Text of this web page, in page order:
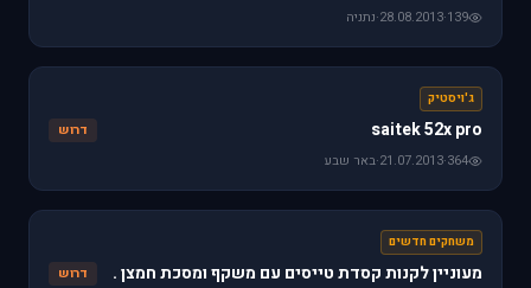
139
·
28.08.2013
·נתניה
ג'ויסטיק
saitek 52x pro
דרוש
364
·
21.07.2013
·באר שבע
משחקים חדשים
מעוניין לקנות קסדת טייסים עם משקף ומסכת חמצן .
דרוש